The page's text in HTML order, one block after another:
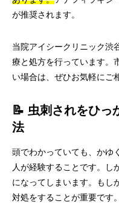
が推奨されます。
当院アイシークリニック渋
療と処方を行っています。
い場合は、ぜひお気軽にご
📝 虫刺されをひっ
法
頭でわかっていても、か
人が経験することです。し
になってしまいます。もし
対処をすることが重要です。